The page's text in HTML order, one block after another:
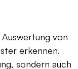
von
erkennen.
sondern auch